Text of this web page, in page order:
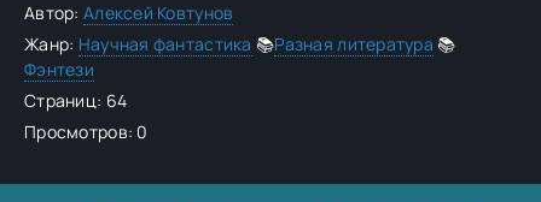
Автор: Алексей Ковтунов
Жанр: Научная фантастика 📚Разная литература 📚
Фэнтези
Страниц: 64
Просмотров: 0